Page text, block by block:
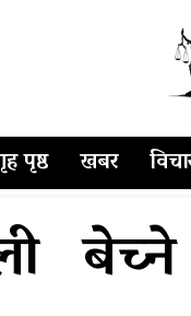
पृष्ठ खबर